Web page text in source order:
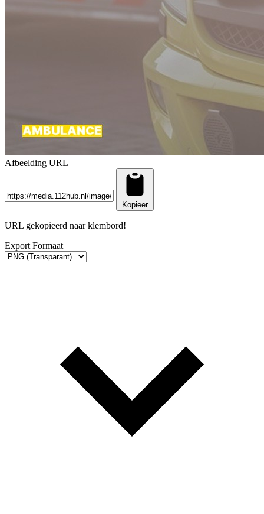
Afbeelding URL
Kopieer
URL gekopieerd naar klembord!
Export Formaat